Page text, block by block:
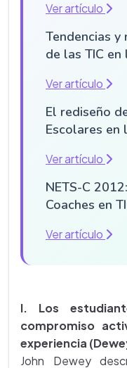
Ver artículo
Tendencias
de las TIC
Ver artículo
El rediseño
Escolares en
Ver artículo
NETS-C
Coaches en
Ver artículo
I. Los
compromiso
experiencia
John Dewey